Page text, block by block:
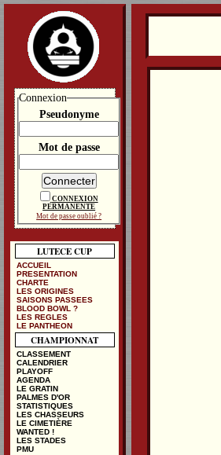
Connexion
Pseudonyme
Mot de passe
CONNEXION
PERMANENTE
Mot de passe oublié ?
LUTECE CUP
ACCUEIL
PRESENTATION
CHARTE
LES ORIGINES
SAISONS PASSEES
BLOOD BOWL ?
LES REGLES
LE PANTHEON
CHAMPIONNAT
CLASSEMENT
CALENDRIER
PLAYOFF
AGENDA
LE GRATIN
PALMES D'OR
STATISTIQUES
LES CHASSEURS
LE CIMETIÈRE
WANTED !
LES STADES
PMU